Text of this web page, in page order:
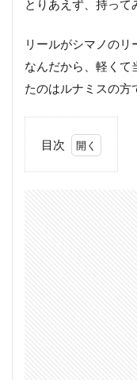
とりあえず、持って
リールがシマノのリ
なんだから、軽くて
たのはルナミスの方
目次